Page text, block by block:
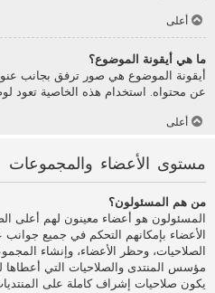
أعلى
ما هي أيقونة الموضوع؟
أيقونة الموضوع هي صور ترفق بجانب
عن محتواه. استخدام هذه الخاصية تعود
أعلى
مستوى الأعضاء والمجموعات
من هم المسئولون؟
المسئولون هو أعضاء معينون لهم أعلى
الأعضاء بإمكانهم التحكم في جميع
الصلاحيات، وحظر الأعضاء، وإنشاء
مؤسس المنتدى والصلاحيات التي أعطاها
يكون صلاحيات إشراف كاملة على